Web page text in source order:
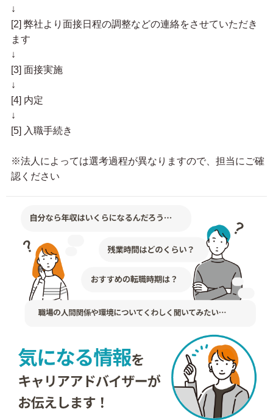
↓
[2] 弊社より面接日程の調整などの連絡をさせていただき
ます
↓
[3] 面接実施
↓
[4] 内定
↓
[5] 入職手続き
※法人によっては選考過程が異なりますので、担当にご確
認ください